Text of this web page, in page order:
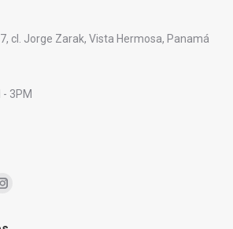
cl. Jorge Zarak, Vista Hermosa, Panamá
- 3PM
Instagram